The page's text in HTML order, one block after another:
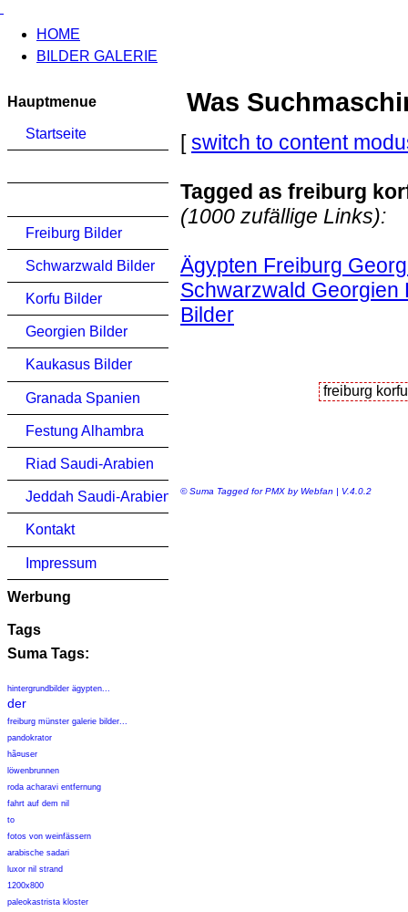
HOME
BILDER GALERIE
Hauptmenue
Startseite
Freiburg Bilder
Schwarzwald Bilder
Korfu Bilder
Georgien Bilder
Kaukasus Bilder
Granada Spanien
Festung Alhambra
Riad Saudi-Arabien
Jeddah Saudi-Arabien
Kontakt
Impressum
Werbung
Tags
Suma Tags:
hintergrundbilder ägypten...
der
freiburg münster galerie bilder...
pandokrator
hã¤user
löwenbrunnen
roda acharavi entfernung
fahrt auf dem nil
to
fotos von weinfässern
arabische sadari
luxor nil strand
1200x800
paleokastrista kloster
Was
[switch to content
Tagged as freiburg
(1000 zufällige Links):
Ägypten Freiburg
Schwarzwald Georgien
Bilder
© Suma Tagged for PMX by Webfan | V.4.0.2